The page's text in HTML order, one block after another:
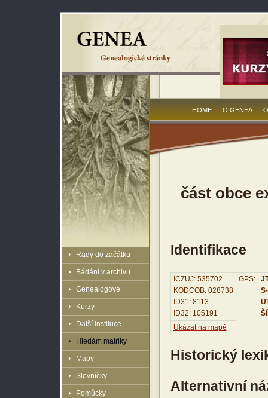
Rady do začátku
Bádání v archivu
Genealogové
Kurzy
Další instituce
Hledám matriky
Mapy
Slovníčky
Pomůcky
HOME O GENEA
část obce
Identifikace
ICZUJ: 535702
KODCOB: 028738
ID31: 8113
ID32: 105191
GPS:
Ukázat na mapě
Historický
Alternativní